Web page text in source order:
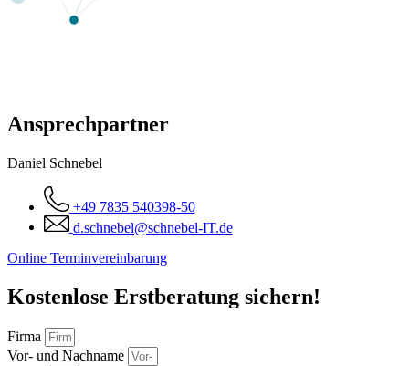
Ansprech­partner
Daniel Schnebel
+49 7835 540398-50
d.schnebel@schnebel-IT.de
Online Terminvereinbarung
Kostenlose Erstberatung sichern!
Firma
Vor- und Nachname